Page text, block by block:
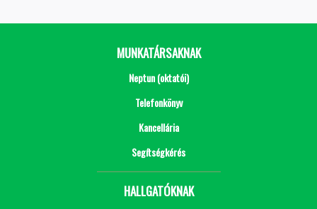
MUNKATÁRSAKNAK
Neptun (oktatói)
Telefonkönyv
Kancellária
Segítségkérés
HALLGATÓKNAK